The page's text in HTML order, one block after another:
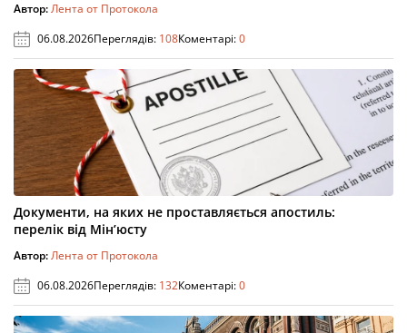
Автор:Лента от Протокола
06.08.2026Переглядів: 108Коментарі:0
Документи, на яких не проставляється апостиль:
перелік від Мін’юсту
Автор:Лента от Протокола
06.08.2026Переглядів: 132Коментарі:0